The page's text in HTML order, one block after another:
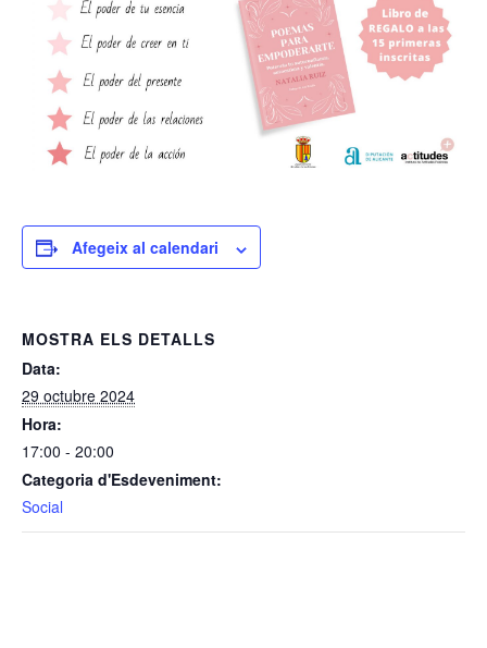
Afegeix al calendari
MOSTRA ELS DETALLS
Data:
29 octubre 2024
Hora:
17:00 - 20:00
Categoria d'Esdeveniment:
Social